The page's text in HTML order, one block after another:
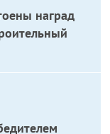
наград